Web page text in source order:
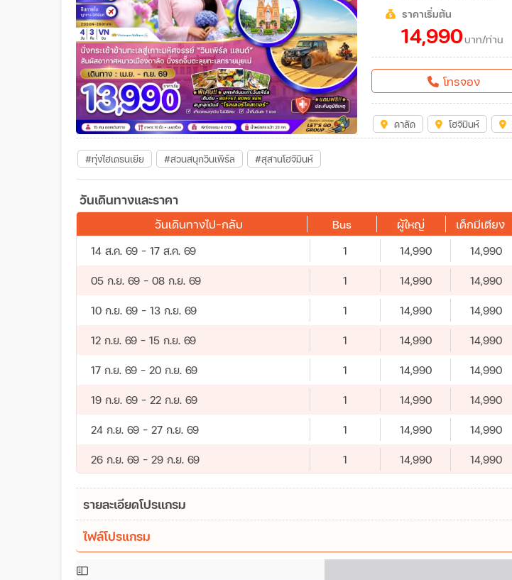
ราคาเริ่มต้น
14,990บาท/ท่าน
โทรจอง
ดาลัด โฮจิมินห์
#ทุ่งไฮเดรนเยีย #สวนสนุกวินเพิร์ล #สุสานโฮจิมินห์
วันเดินทางและราคา
วันเดินทางไป-กลับ Bus ผู้ใหญ่ เด็กมีเตียง
14 ส.ค. 69 - 17 ส.ค. 69 1 14,990 14,990
05 ก.ย. 69 - 08 ก.ย. 69
1 14,990 14,990
10 ก.ย. 69 - 13 ก.ย. 69
1 14,990 14,990
12 ก.ย. 69 - 15 ก.ย. 69
1 14,990 14,990
17 ก.ย. 69 - 20 ก.ย. 69
1 14,990 14,990
19 ก.ย. 69 - 22 ก.ย. 69
1 14,990 14,990
24 ก.ย. 69 - 27 ก.ย. 69
1 14,990 14,990
26 ก.ย. 69 - 29 ก.ย. 69
1 14,990 14,990
รายละเอียดโปรแกรม
ไฟล์โปรแกรม